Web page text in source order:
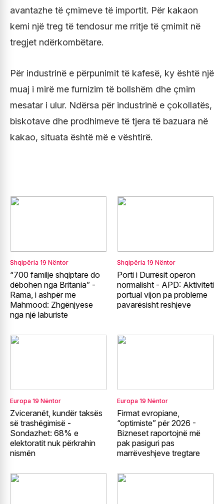
avantazhe të çmimeve të importit. Për kakaon
kemi një treg të tendosur me rritje të çmimit në
tregjet ndërkombëtare.
Për industrinë e përpunimit të kafesë, ky është një
muaj i mirë me furnizim të bollshëm dhe çmim
mesatar i ulur. Ndërsa për industrinë e çokollatës,
biskotave dhe prodhimeve të tjera të bazuara në
kakao, situata është më e vështirë.
Shqipëria 19 Nëntor
“700 familje shqiptare do
dëbohen nga Britania” -
Rama, i ashpër me
Mahmood: Zhgënjyese
nga një laburiste
Shqipëria 19 Nëntor
Porti i Durrësit operon
normalisht - APD: Aktiviteti
portual vijon pa probleme
pavarësisht reshjeve
Europa 19 Nëntor
Zviceranët, kundër taksës
së trashëgimisë -
Sondazhet: 68% e
elektoratit nuk përkrahin
nismën
Europa 19 Nëntor
Firmat evropiane,
“optimiste” për 2026 -
Bizneset raportojnë më
pak pasiguri pas
marrëveshjeve tregtare